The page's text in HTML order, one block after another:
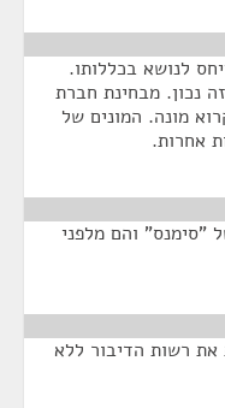
לנושא בכללותו.
נכון. מבחינת חברת
מונה. המונים של
אחרות.
"סימנס" והם מלפני
רשות הדיבור ללא